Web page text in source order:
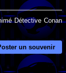
Détective Conan
un souvenir